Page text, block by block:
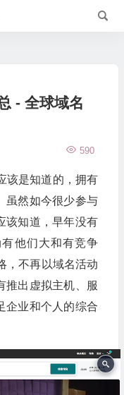
- 全球域名
590
该是知道的，拥有
虽然如今很少参与
该知道，早年没有
他们大和有竞争
，不再以域名活动
推出虚拟主机、服
企业和个人的综合